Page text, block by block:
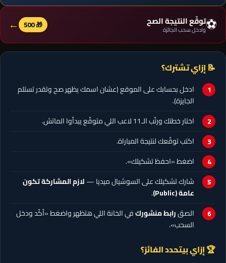
⚽توقّع النتيجة الصح
وادخل سحب الجائزة 🎁 500
←
📝 إزاي تشترك؟
ادخل بحسابك على الموقع (عشان اسمك يظهر صح وتقدر تستلم
الجايزة).
اختار خطتك ورتّب الـ11 لاعب اللي متوقّع يبدأوا الماتش.
اكتب توقّعك لنتيجة المباراة.
اضغط «احفظ تشكيلك».
شارك تشكيلك على السوشيال ميديا —لازم المشاركة تكون
عامة (Public)
.
الصقرابط منشوركفي الخانة اللي هتظهر واضغط «أكّد ودخل
السحب».
🏆 إزاي بيتحدد الفائز؟